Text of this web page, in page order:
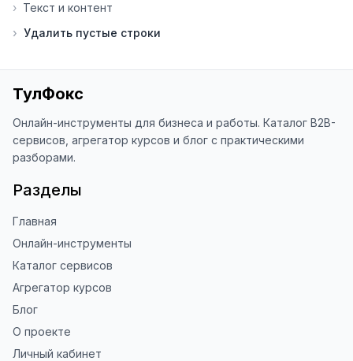
основе вашей обратной связи.
⭐ Если вам нравится ToolFox — буду
Яндекс.Браузере (нажмите на ⋮ →
«Оценить сайт» в панели браузера).
наши инструменты!
› Текст и контент
› Удалить пустые строки
ТулФокс
Онлайн-инструменты для бизнеса и работы. Каталог B2B-
сервисов, агрегатор курсов и блог с практическими
разборами.
Разделы
Главная
Онлайн-инструменты
Каталог сервисов
Агрегатор курсов
Блог
О проекте
Личный кабинет